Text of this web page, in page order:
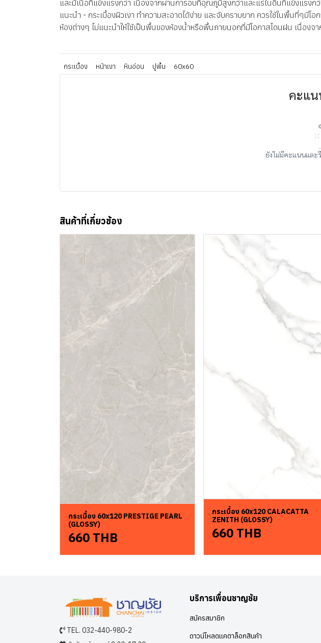
และมีเนื้อที่แข็งแรงกว่า เนื่องจากผ่านการอบที่อุณภูมิสูงกว่าและแร่ในดินที่แข็งแรง
แนะนำ - กระเบื้องผิวเงา ทำความสะอาดได้ง่าย และจับคราบยาก ควรใช้ในพื้นที่ๆมี
ห้องต่างๆ ไม่แนะนำให้ใช้เป็นพื้นของห้องน้ำหรือพื้นภายนอกที่มีโอกาสโดนฝน เนื่องจ
กระเบื้อง หน้าเงา หินอ่อน ปูพื้น 60x60
คะแน
ยังไม่มีคะแนนและ
สินค้าที่เกี่ยวข้อง
กระเบื้อง 60x120 PRESTIGE PEARL
(GLOSSY)
660 THB
กระเบื้อง 60x120 CALACATTA
ZENITH (GLOSSY)
660 THB
TEL. 032-440-980-2
บริการเพื่อนชาญชัย
สมัครสมาชิก
ดาวน์โหลดแคตาล็อกสินค้า